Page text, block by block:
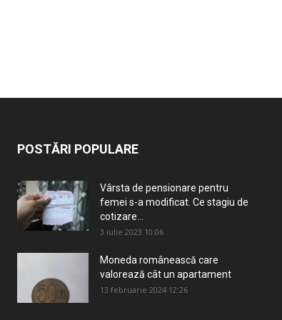
POSTĂRI POPULARE
Vârsta de pensionare pentru
femei s-a modificat. Ce stagiu de
cotizare...
3 iulie 2023 10:06
Moneda românească care
valorează cât un apartament
13 februarie 2024 12:26